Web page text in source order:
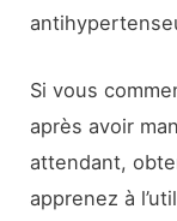
Si vous
après avoir
attendant,
apprenez à